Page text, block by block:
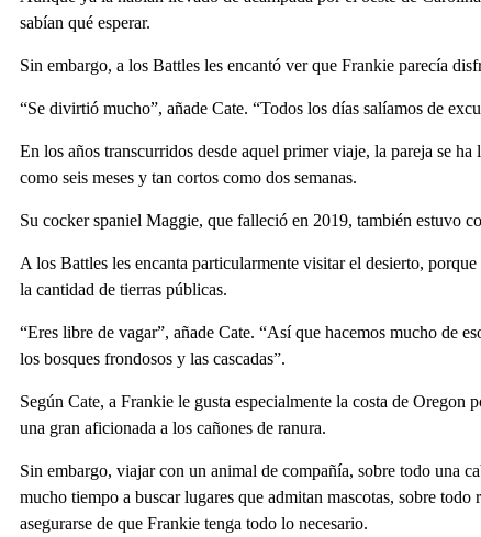
sabían qué esperar.
Sin embargo, a los Battles les encantó ver que Frankie parecía
“Se divirtió mucho”, añade Cate. “Todos los días salíamos de
En los años transcurridos desde aquel primer viaje, la pareja se
como seis meses y tan cortos como dos semanas.
Su cocker spaniel Maggie, que falleció en 2019, también estuvo
A los Battles les encanta particularmente visitar el desierto,
la cantidad de tierras públicas.
“Eres libre de vagar”, añade Cate. “Así que hacemos mucho de
los bosques frondosos y las cascadas”.
Según Cate, a Frankie le gusta especialmente la costa de Oregon
una gran aficionada a los cañones de ranura.
Sin embargo, viajar con un animal de compañía, sobre todo una
mucho tiempo a buscar lugares que admitan mascotas, sobre todo
asegurarse de que Frankie tenga todo lo necesario.